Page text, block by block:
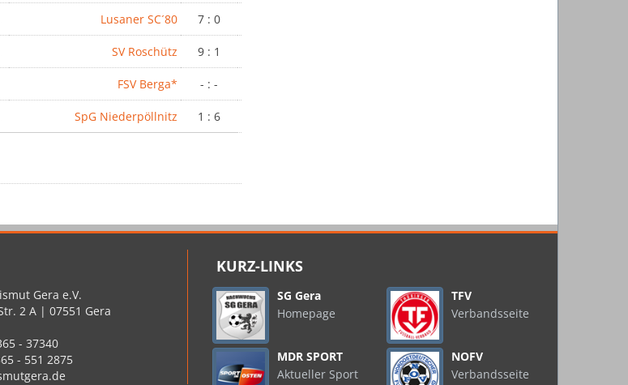
Lusaner SC´80 7 : 0
SV Roschütz 9 : 1
FSV Berga* - : -
SpG Niederpöllnitz 1 : 6
Gera e.V.
2 A | 07551 Gera
- 37340
- 551 2875
KURZ-LINKS
SG Gera
Homepage
MDR SPORT
Aktueller Sport
TFV
Verbandsseite
NOFV
Verbandsseite